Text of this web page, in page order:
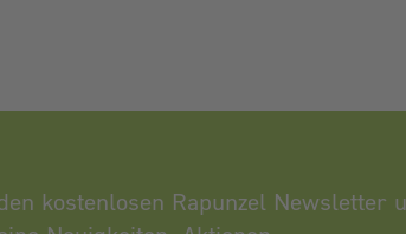
kostenlosen Rapunzel Newsletter